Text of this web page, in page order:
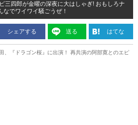
三四郎が金曜の深夜に大はしゃぎ! おもしろナ
なでワイワイ騒ごうぜ！
シェアする 送る はてな
、『ドラゴン桜』に出演！ 再共演の阿部寛とのエピ